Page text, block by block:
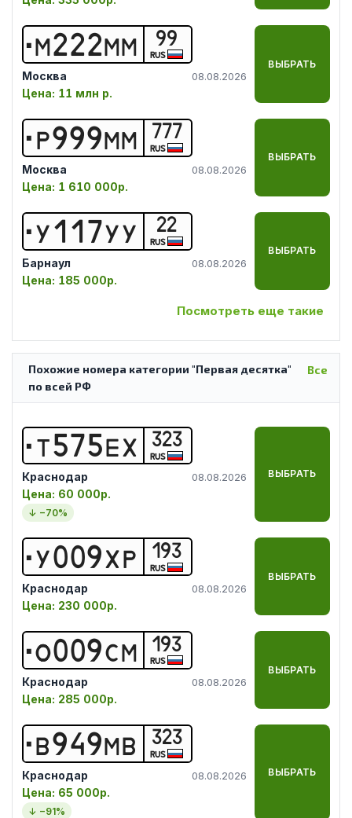
М222ММ 99
RUS
Москва 08.08.2026
Цена: 11 млн р.
ВЫБРАТЬ
Р999ММ 777
RUS
Москва 08.08.2026
Цена: 1 610 000р.
ВЫБРАТЬ
У1 1 7УУ 22
RUS
Барнаул 08.08.2026
Цена: 185 000р.
ВЫБРАТЬ
Посмотреть еще такие
Все
Похожие номера категории "Первая десятка"
по всей РФ
Т575ЕХ 323
RUS
Краснодар 08.08.2026
Цена: 60 000р.
↓ −70%
ВЫБРАТЬ
У009ХР 193
RUS
Краснодар 08.08.2026
Цена: 230 000р.
ВЫБРАТЬ
О009СМ 193
RUS
Краснодар 08.08.2026
Цена: 285 000р.
ВЫБРАТЬ
В949МВ 323
RUS
Краснодар 08.08.2026
Цена: 65 000р.
↓ −91%
ВЫБРАТЬ